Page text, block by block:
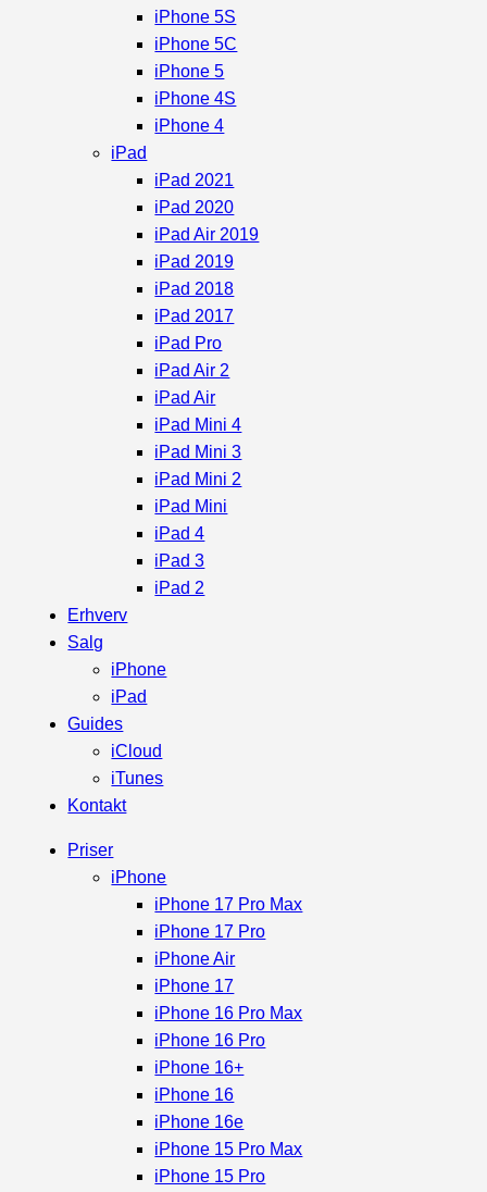
iPhone 5S
iPhone 5C
iPhone 5
iPhone 4S
iPhone 4
iPad
iPad 2021
iPad 2020
iPad Air 2019
iPad 2019
iPad 2018
iPad 2017
iPad Pro
iPad Air 2
iPad Air
iPad Mini 4
iPad Mini 3
iPad Mini 2
iPad Mini
iPad 4
iPad 3
iPad 2
Erhverv
Salg
iPhone
iPad
Guides
iCloud
iTunes
Kontakt
Priser
iPhone
iPhone 17 Pro Max
iPhone 17 Pro
iPhone Air
iPhone 17
iPhone 16 Pro Max
iPhone 16 Pro
iPhone 16+
iPhone 16
iPhone 16e
iPhone 15 Pro Max
iPhone 15 Pro